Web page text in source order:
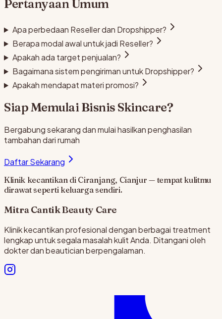
Pertanyaan Umum
Apa perbedaan Reseller dan Dropshipper?
Berapa modal awal untuk jadi Reseller?
Apakah ada target penjualan?
Bagaimana sistem pengiriman untuk Dropshipper?
Apakah mendapat materi promosi?
Siap Memulai Bisnis Skincare?
Bergabung sekarang dan mulai hasilkan penghasilan
tambahan dari rumah
Daftar Sekarang
Klinik kecantikan di Ciranjang, Cianjur — tempat kulitmu
dirawat seperti keluarga sendiri.
Mitra CantikBeauty Care
Klinik kecantikan profesional dengan berbagai treatment
lengkap untuk segala masalah kulit Anda. Ditangani oleh
dokter dan beautician berpengalaman.